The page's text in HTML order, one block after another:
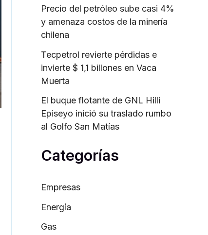
Precio del petróleo sube casi 4%
y amenaza costos de la minería
chilena
Tecpetrol revierte pérdidas e
invierte $ 1,1 billones en Vaca
Muerta
El buque flotante de GNL Hilli
Episeyo inició su traslado rumbo
al Golfo San Matías
Categorías
Empresas
Energía
Gas